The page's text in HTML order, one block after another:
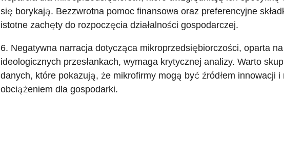
się borykają. Bezzwrotna pomoc finansowa oraz preferencyjne
istotne zachęty do rozpoczęcia działalności gospodarczej.
6. Negatywna narracja dotycząca mikroprzedsiębiorczości, oparta
ideologicznych przesłankach, wymaga krytycznej analizy. Warto
danych, które pokazują, że mikrofirmy mogą być źródłem innowacji
obciążeniem dla gospodarki.